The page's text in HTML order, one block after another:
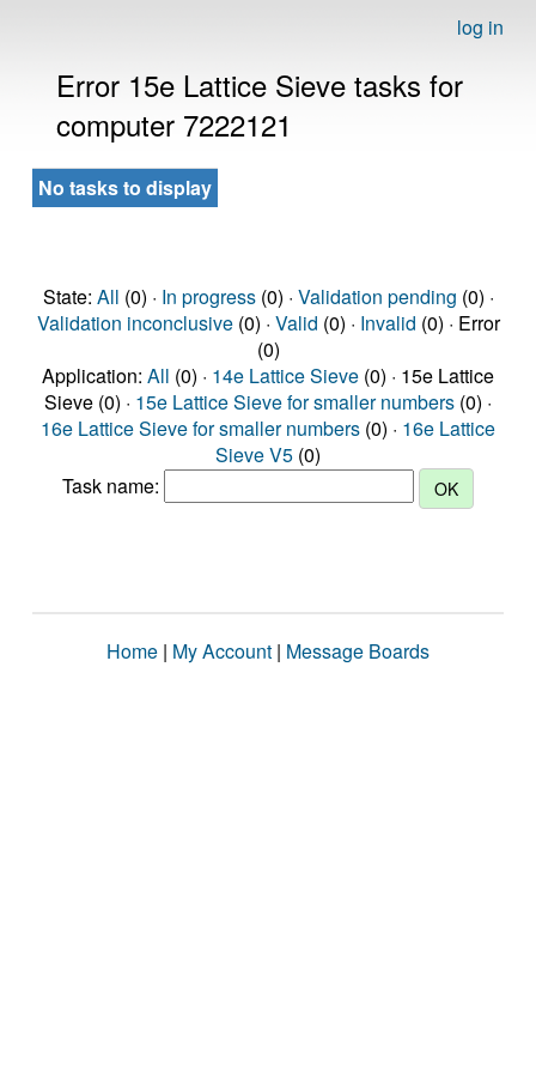
log in
Error 15e Lattice Sieve tasks for
computer 7222121
No tasks to display
State: All (0) · In progress(0) · Validation pending (0) ·
Validation inconclusive(0) · Valid (0) · Invalid (0) · Error
(0)
Application: All (0) · 14e Lattice Sieve (0) · 15e Lattice
Sieve (0) · 15e Lattice Sieve for smaller numbers (0) ·
16e Lattice Sieve for smaller numbers (0) · 16e Lattice
Sieve V5 (0)
Task name:
Home | My Account | Message Boards